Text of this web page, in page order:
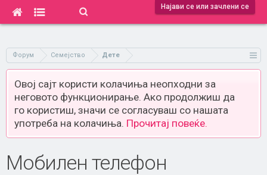
Најави се или зачлени се
Форум Семејство Дете
Овој сајт користи колачиња неопходни за
неговото функционирање. Ако продолжиш да
го користиш, значи се согласуваш со нашата
употреба на колачиња. Прочитај повеќе.
Мобилен телефон